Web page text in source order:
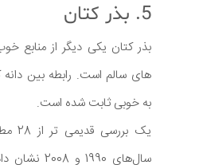
5. بذر کتان
بذر کتان یکی دیگر از منابع
های سالم است. رابطه بین
به خوبی ثابت شده است.
یک
سال‌های 1990